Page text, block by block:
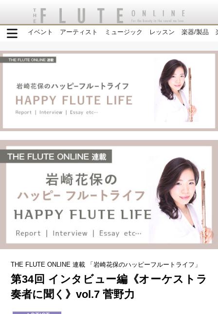
イベント アーティスト ミュージック レッスン 楽器/製品
THE FLUTE ONLINE 連載 「岩崎花保のハッピーフルートライフ」
第34回 インタビュー編《オーケストラ
奏者に聞く》vol.7 菅野力